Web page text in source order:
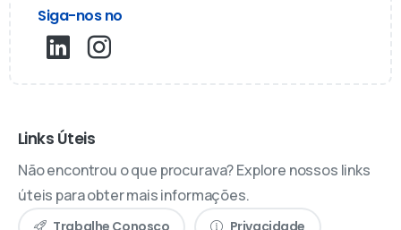
Siga-nos no
Links Úteis
Não encontrou o que procurava? Explore nossos links
úteis para obter mais informações.